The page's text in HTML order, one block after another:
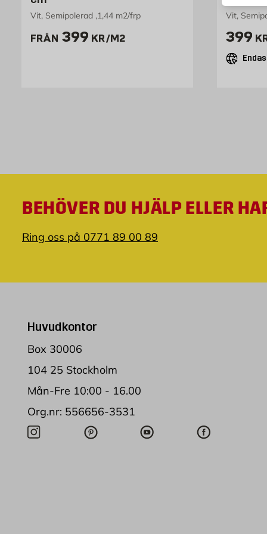
Vit, Semipolerad ,1,44 m2/frp
FRÅN Pris 399 kr /m2
399 KR/M2
Vit,
Pris
399
BEHÖVER DU HJÄLP ELLER
Ring oss på 0771 89 00 89
Huvudkontor
Box 30006
104 25 Stockholm
Mån-Fre 10:00 - 16.00
Org.nr: 556656-3531